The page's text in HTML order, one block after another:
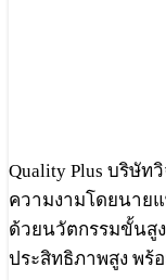
Quality Plus บริษั
ความงามโดยนาย
ด้วยนวัตกรรมขั้นสูง
ประสิทธิภาพสูง พร้